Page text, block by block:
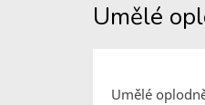
Umělé
Umělé